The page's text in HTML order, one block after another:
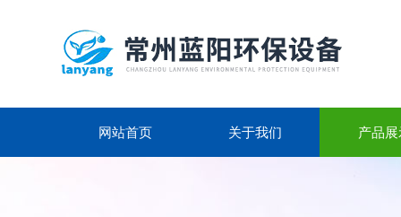
网站首页 关于我们 产品